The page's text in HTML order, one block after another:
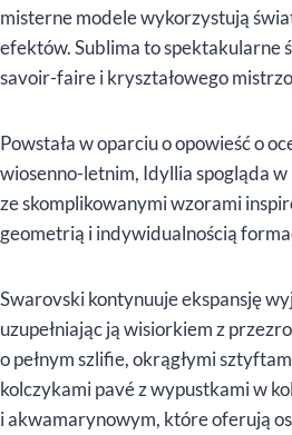
misterne modele wykorzystują
efektów. Sublima to spektakularne
savoir-faire i kryształowego
Powstała w oparciu o opowieść o
wiosenno-letnim, Idyllia spogląda w
ze skomplikowanymi wzorami
geometrią i indywidualnością
Swarovski kontynuuje ekspansję
uzupełniając ją wisiorkiem z
o pełnym szlifie, okrągłymi
kolczykami pavé z wypustkami w
i akwamarynowym, które oferują